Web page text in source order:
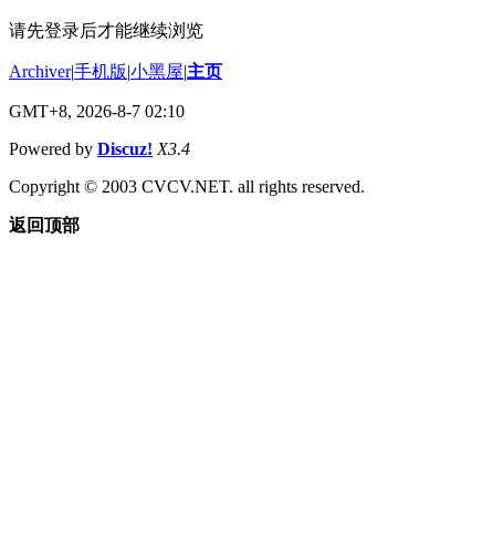
请先登录后才能继续浏览
Archiver|手机版|小黑屋|主页
GMT+8, 2026-8-7 02:10
Powered by Discuz! X3.4
Copyright © 2003 CVCV.NET. all rights reserved.
返回顶部